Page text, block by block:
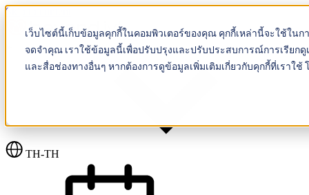
เว็บไซต์นี้เก็บข้อมูลคุกกี้ในคอมพิวเตอร์ของคุณ คุกกี้เหล่านี้จะใช้ใน
จดจำคุณ เราใช้ข้อมูลนี้เพื่อปรับปรุงและปรับประสบการณ์การเรียก
และสื่อช่องทางอื่นๆ หากต้องการดูข้อมูลเพิ่มเติมเกี่ยวกับคุกกี้ที่เราใ
Skip to content
Beyond IVF
TH-TH